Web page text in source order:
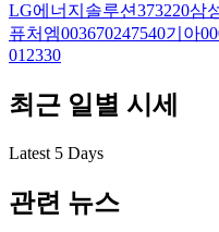
LG에너지솔루션373220삼
퓨처엠003670247540기아
012330
최근 일별 시세
Latest 5 Days
관련 뉴스